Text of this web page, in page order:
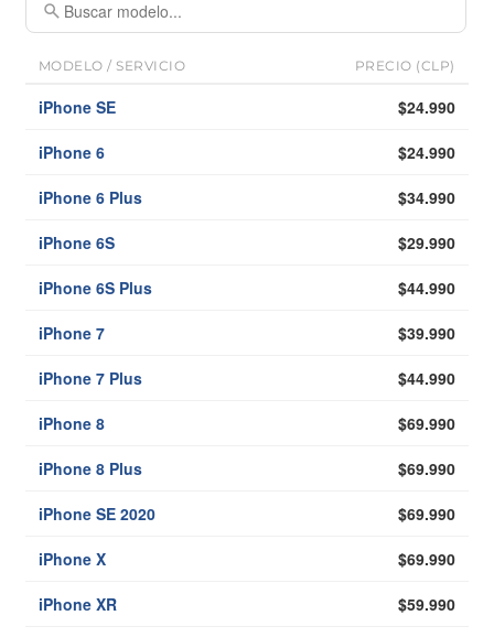
MODELO / SERVICIO PRECIO (CLP)
iPhone SE $24.990
iPhone 6 $24.990
iPhone 6 Plus $34.990
iPhone 6S $29.990
iPhone 6S Plus $44.990
iPhone 7 $39.990
iPhone 7 Plus $44.990
iPhone 8 $69.990
iPhone 8 Plus $69.990
iPhone SE 2020 $69.990
iPhone X $69.990
iPhone XR $59.990